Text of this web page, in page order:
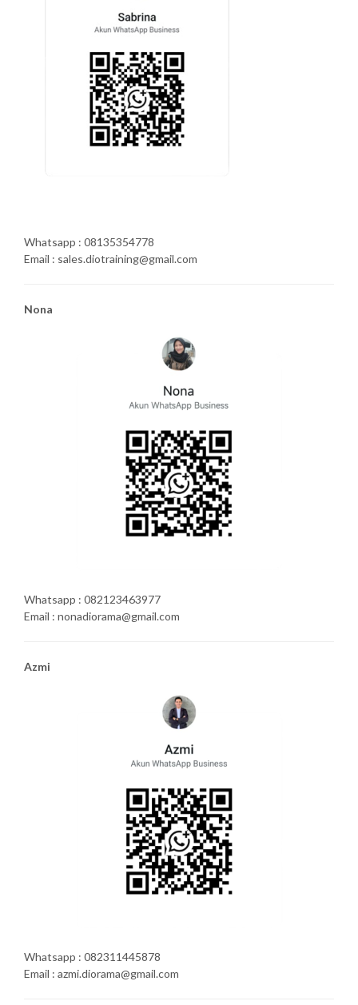
Whatsapp : 08135354778
Email : sales.diotraining@gmail.com
Nona
Whatsapp : 082123463977
Email : nonadiorama@gmail.com
Azmi
Whatsapp : 082311445878
Email : azmi.diorama@gmail.com